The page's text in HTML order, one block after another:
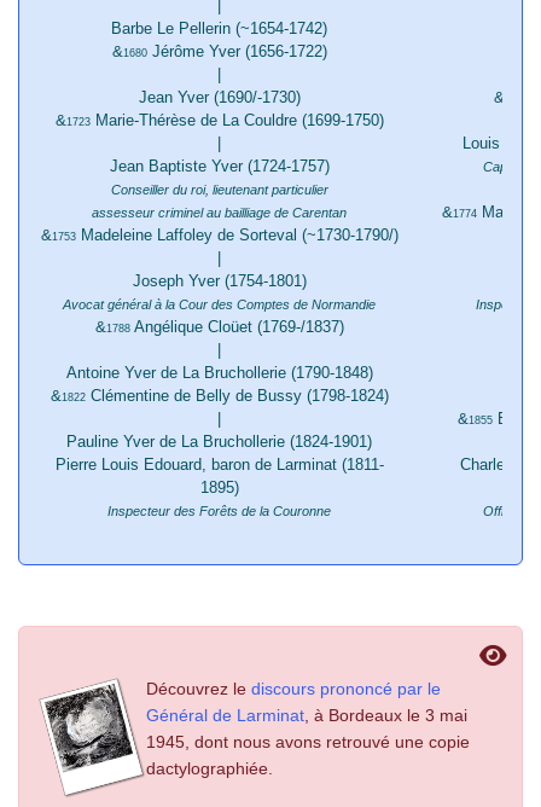
Barbe Le Pellerin (~1654-1742)
&1680Jérôme Yver (1656-1722)
Jean Yver (1690/-1730)
&1723Marie-Thérèse de La Couldre (1699-1750)
Jean Baptiste Yver (1724-1757)
Conseiller du roi, lieutenant particulier
assesseur criminel au bailliage de Carentan
&1753Madeleine Laffoley de Sorteval (~1730-1790/)
Joseph Yver (1754-1801)
Avocat général à la Cour des Comptes de Normandie
&1788Angélique Cloüet (1769-/1837)
Antoine Yver de La Bruchollerie (1790-1848)
&1822Clémentine de Belly de Bussy (1798-1824)
Pauline Yver de La Bruchollerie (1824-1901)
Pierre Louis Edouard, baron de Larminat (1811-
1895)
Inspecteur des Forêts de la Couronne
&
Louis de
&1774
&1855
Charles de
Officier
Découvrez lediscours prononcé par le
Général de Larminat , à Bordeaux le 3 mai
1945, dont nous avons retrouvé une copie
dactylographiée.